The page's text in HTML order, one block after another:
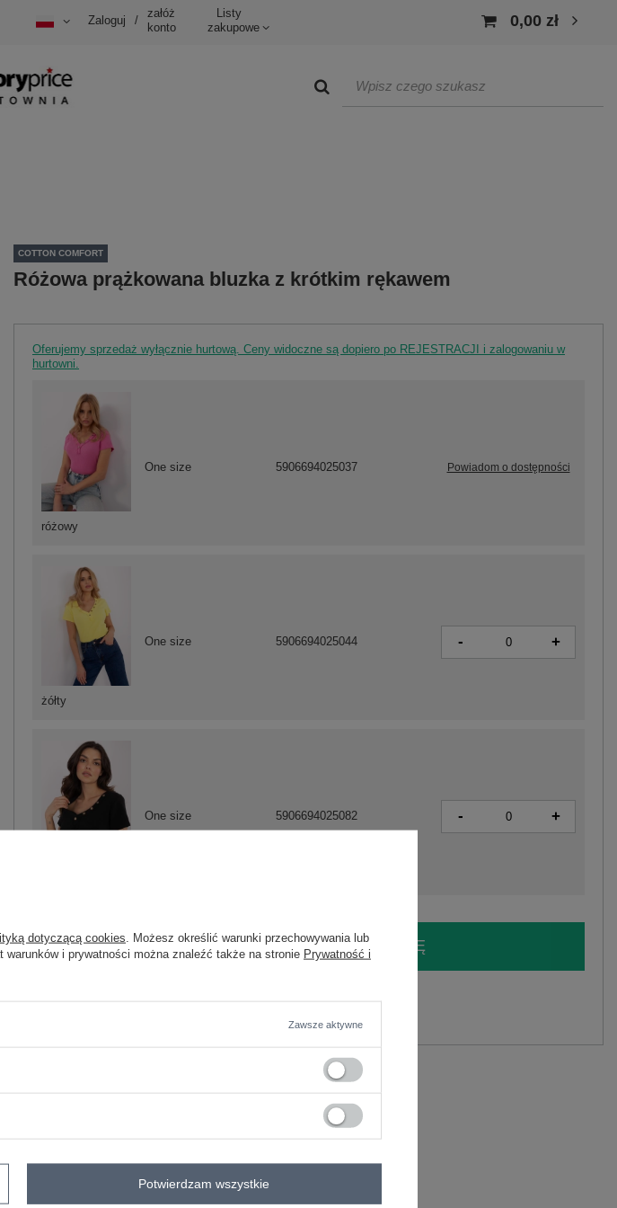
Zaloguj /
załóż
konto
Listy
zakupowe
0,00 zł
COTTON COMFORT
Różowa prążkowana bluzka z krótkim rękawem
Oferujemy sprzedaż wyłącznie hurtową. Ceny widoczne są dopiero po REJESTRACJI i zalogowaniu w
hurtowni.
żółty
One size 5906694025044 - +
One size 5906694025082 - +
różowy
One size 5906694025037 Powiadom o dostępności
ZALOGUJ SIĘ I ZOBACZ CENĘ
Zadaj pytanie
typ produktu
bluzka codzienna bluzka dopasowana
casual
dotyczącą cookies . Możesz określić warunki przechowywania lub
i prywatności można znaleźć także na stronie Prywatność i
Zawsze aktywne
Potwierdzam wszystkie